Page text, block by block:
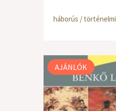
háborús / történelmi
AJÁNLÓK